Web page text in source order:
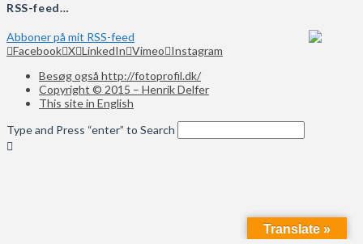
RSS-feed…
Abboner på mit RSS-feed
Facebook X LinkedIn Vimeo Instagram
Besøg også http://fotoprofil.dk/
Copyright © 2015 – Henrik Delfer
This site in English
Type and Press “enter” to Search
Translate »